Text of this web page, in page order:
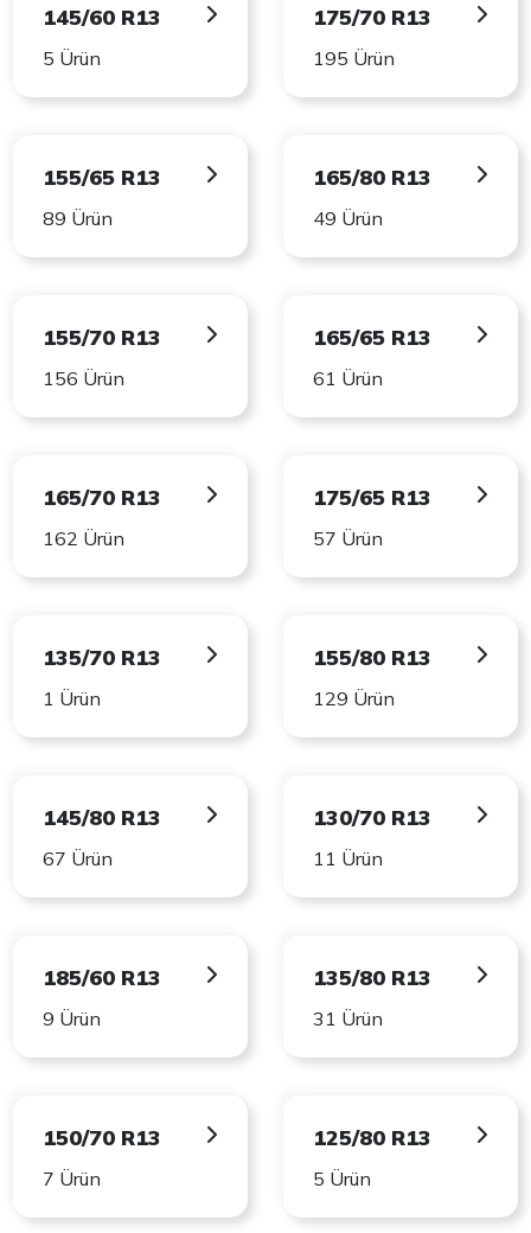
145/60 R13
5 Ürün
175/70 R13
195 Ürün
155/65 R13
89 Ürün
165/80 R13
49 Ürün
155/70 R13
156 Ürün
165/65 R13
61 Ürün
165/70 R13
162 Ürün
175/65 R13
57 Ürün
135/70 R13
1 Ürün
155/80 R13
129 Ürün
145/80 R13
67 Ürün
130/70 R13
11 Ürün
185/60 R13
9 Ürün
135/80 R13
31 Ürün
150/70 R13
7 Ürün
125/80 R13
5 Ürün